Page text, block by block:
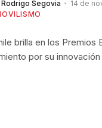
Rodrigo Segovia
14 de
brilla en los Premios
por su